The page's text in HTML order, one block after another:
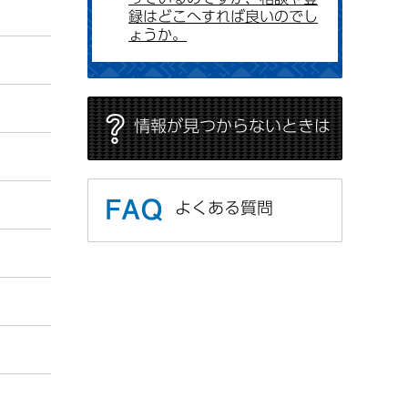
録はどこへすれば良いのでし
ょうか。
情報が見つからないときは
よくある質問